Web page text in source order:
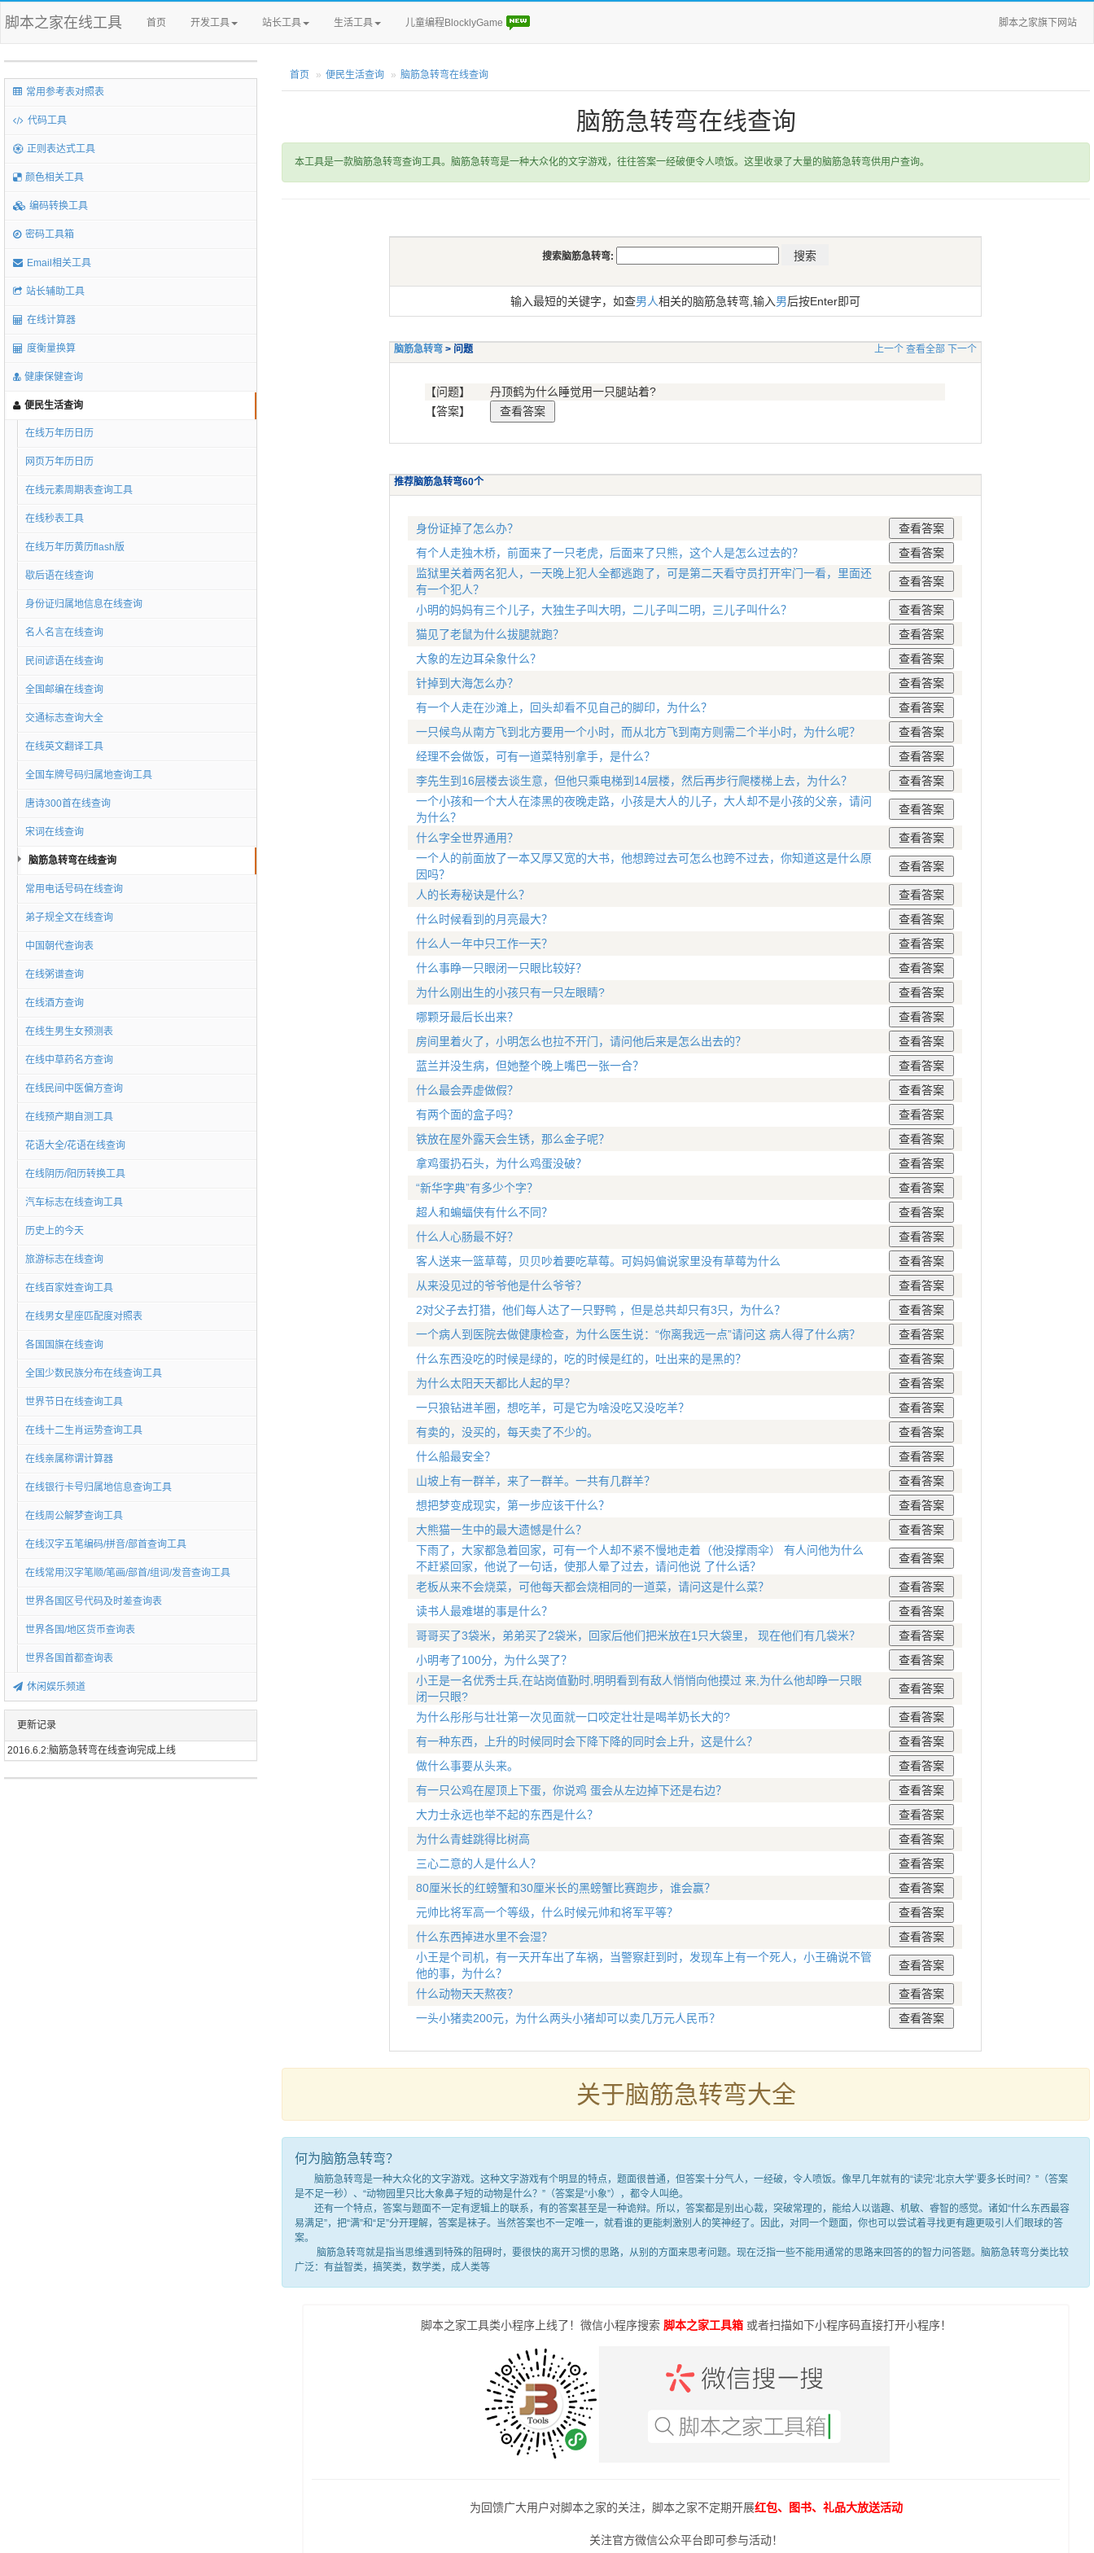
脚本之家在线工具 首页 开发工具 站长工具 生活工具 儿童编程BlocklyGame 脚本之家旗下网站
常用参考表对照表
代码工具
正则表达式工具
颜色相关工具
编码转换工具
密码工具箱
Email相关工具
站长辅助工具
在线计算器
度衡量换算
健康保健查询
便民生活查询
在线万年历日历
网页万年历日历
在线元素周期表查询工具
在线秒表工具
在线万年历黄历flash版
歇后语在线查询
身份证归属地信息在线查询
名人名言在线查询
民间谚语在线查询
全国邮编在线查询
交通标志查询大全
在线英文翻译工具
全国车牌号码归属地查询工具
唐诗300首在线查询
宋词在线查询
脑筋急转弯在线查询
常用电话号码在线查询
弟子规全文在线查询
中国朝代查询表
在线粥谱查询
在线酒方查询
在线生男生女预测表
在线中草药名方查询
在线民间中医偏方查询
在线预产期自测工具
花语大全/花语在线查询
在线阴历/阳历转换工具
汽车标志在线查询工具
历史上的今天
旅游标志在线查询
在线百家姓查询工具
在线男女星座匹配度对照表
各国国旗在线查询
全国少数民族分布在线查询工具
世界节日在线查询工具
在线十二生肖运势查询工具
在线亲属称谓计算器
在线银行卡号归属地信息查询工具
在线周公解梦查询工具
在线汉字五笔编码/拼音/部首查询工具
在线常用汉字笔顺/笔画/部首/组词/发音查询工具
世界各国区号代码及时差查询表
世界各国/地区货币查询表
世界各国首都查询表
休闲娱乐频道
更新记录
2016.6.2:脑筋急转弯在线查询完成上线
首页 便民生活查询 脑筋急转弯在线查询
脑筋急转弯在线查询
本工具是一款脑筋急转弯查询工具。脑筋急转弯是一种大众化的文字游戏，往往答案一经破便令人喷饭。这里收录了大量的脑筋急转弯供用户查询。
搜索脑筋急转弯:
输入最短的关键字，如查男人相关的脑筋急转弯,输入男后按Enter即可
脑筋急转弯> 问题 上一个 查看全部 下一个
【问题】
丹顶鹤为什么睡觉用一只腿站着?
【答案】
推荐脑筋急转弯60个
身份证掉了怎么办？
有个人走独木桥，前面来了一只老虎，后面来了只熊，这个人是怎么过去的？
监狱里关着两名犯人，一天晚上犯人全都逃跑了，可是第二天看守员打开牢门一看，里面还
有一个犯人？
小明的妈妈有三个儿子，大独生子叫大明，二儿子叫二明，三儿子叫什么？
猫见了老鼠为什么拔腿就跑？
大象的左边耳朵象什么？
针掉到大海怎么办？
有一个人走在沙滩上，回头却看不见自己的脚印，为什么？
一只候鸟从南方飞到北方要用一个小时，而从北方飞到南方则需二个半小时，为什么呢？
经理不会做饭，可有一道菜特别拿手，是什么？
李先生到16层楼去谈生意，但他只乘电梯到14层楼，然后再步行爬楼梯上去，为什么？
一个小孩和一个大人在漆黑的夜晚走路，小孩是大人的儿子，大人却不是小孩的父亲，请问
为什么？
什么字全世界通用？
一个人的前面放了一本又厚又宽的大书，他想跨过去可怎么也跨不过去，你知道这是什么原
因吗？
人的长寿秘诀是什么？
什么时候看到的月亮最大？
什么人一年中只工作一天？
什么事睁一只眼闭一只眼比较好？
为什么刚出生的小孩只有一只左眼睛?
哪颗牙最后长出来？
房间里着火了，小明怎么也拉不开门，请问他后来是怎么出去的？
蓝兰并没生病，但她整个晚上嘴巴一张一合？
什么最会弄虚做假？
有两个面的盒子吗？
铁放在屋外露天会生锈，那么金子呢？
拿鸡蛋扔石头，为什么鸡蛋没破？
“新华字典”有多少个字？
超人和蝙蝠侠有什么不同？
什么人心肠最不好？
客人送来一篮草莓，贝贝吵着要吃草莓。可妈妈偏说家里没有草莓为什么
从来没见过的爷爷他是什么爷爷？
2对父子去打猎，他们每人达了一只野鸭 ，但是总共却只有3只，为什么？
一个病人到医院去做健康检查，为什么医生说：“你离我远一点”请问这 病人得了什么病？
什么东西没吃的时候是绿的，吃的时候是红的，吐出来的是黑的？
为什么太阳天天都比人起的早？
一只狼钻进羊圈，想吃羊，可是它为啥没吃又没吃羊？
有卖的，没买的，每天卖了不少的。
什么船最安全？
山坡上有一群羊，来了一群羊。一共有几群羊？
想把梦变成现实，第一步应该干什么？
大熊猫一生中的最大遗憾是什么？
下雨了，大家都急着回家，可有一个人却不紧不慢地走着（他没撑雨伞） 有人问他为什么
不赶紧回家，他说了一句话，使那人晕了过去，请问他说 了什么话？
老板从来不会烧菜，可他每天都会烧相同的一道菜，请问这是什么菜？
读书人最难堪的事是什么？
哥哥买了3袋米，弟弟买了2袋米，回家后他们把米放在1只大袋里， 现在他们有几袋米？
小明考了100分，为什么哭了？
小王是一名优秀士兵,在站岗值勤时,明明看到有敌人悄悄向他摸过 来,为什么他却睁一只眼
闭一只眼?
为什么彤彤与壮壮第一次见面就一口咬定壮壮是喝羊奶长大的?
有一种东西，上升的时候同时会下降下降的同时会上升，这是什么？
做什么事要从头来。
有一只公鸡在屋顶上下蛋，你说鸡 蛋会从左边掉下还是右边？
大力士永远也举不起的东西是什么？
为什么青蛙跳得比树高
三心二意的人是什么人？
80厘米长的红螃蟹和30厘米长的黑螃蟹比赛跑步，谁会赢？
元帅比将军高一个等级，什么时候元帅和将军平等？
什么东西掉进水里不会湿？
小王是个司机，有一天开车出了车祸，当警察赶到时，发现车上有一个死人，小王确说不管
他的事，为什么？
什么动物天天熬夜？
一头小猪卖200元，为什么两头小猪却可以卖几万元人民币？
关于脑筋急转弯大全
何为脑筋急转弯？
脑筋急转弯是一种大众化的文字游戏。这种文字游戏有个明显的特点，题面很普通，但答案十分气人，一经破，令人喷饭。像早几年就有的“读完‘北京大学’要多长时间？”（答案
是不足一秒）、“动物园里只比大象鼻子短的动物是什么？”（答案是“小象”），都令人叫绝。
还有一个特点，答案与题面不一定有逻辑上的联系，有的答案甚至是一种诡辩。所以，答案都是别出心裁，突破常理的，能给人以谐趣、机敏、睿智的感觉。诸如“什么东西最容
易满足”，把“满”和“足”分开理解，答案是袜子。当然答案也不一定唯一，就看谁的更能刺激别人的笑神经了。因此，对同一个题面，你也可以尝试着寻找更有趣更吸引人们眼球的答
案。
脑筋急转弯就是指当思维遇到特殊的阻碍时，要很快的离开习惯的思路，从别的方面来思考问题。现在泛指一些不能用通常的思路来回答的的智力问答题。脑筋急转弯分类比较
广泛：有益智类，搞笑类，数学类，成人类等
脚本之家工具类小程序上线了！微信小程序搜索 脚本之家工具箱或者扫描如下小程序码直接打开小程序！
为回馈广大用户对脚本之家的关注，脚本之家不定期开展红包、图书、礼品大放送活动
关注官方微信公众平台即可参与活动！